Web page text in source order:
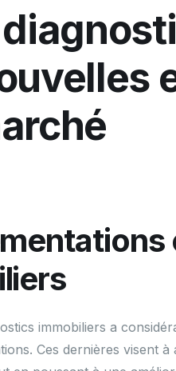
immobiliers a
Ces dernières visent